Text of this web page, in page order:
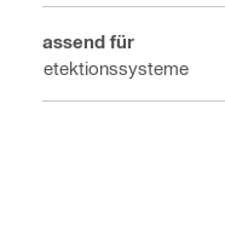
Passend für
Detektionssysteme